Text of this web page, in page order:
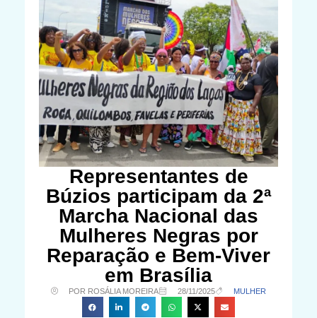
Representantes de
Búzios participam da 2ª
Marcha Nacional das
Mulheres Negras por
Reparação e Bem-Viver
em Brasília
POR ROSÁLIA MOREIRA 28/11/2025 MULHER